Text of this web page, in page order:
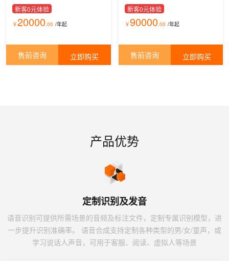
新客0元体验
￥20000 .00 /年起
售前咨询 立即购买
新客0元体验
￥90000.00 /年起
售前咨询 立即购买
产品优势
定制识别及发音
语音识别可提供所需场景的音频及标注文件，定制专属识别模型，进
一步提升识别准确率。 语音合成支持定制各种类型的男/女/童声，或
学习说话人声音，可用于客服、阅读、虚拟人等场景